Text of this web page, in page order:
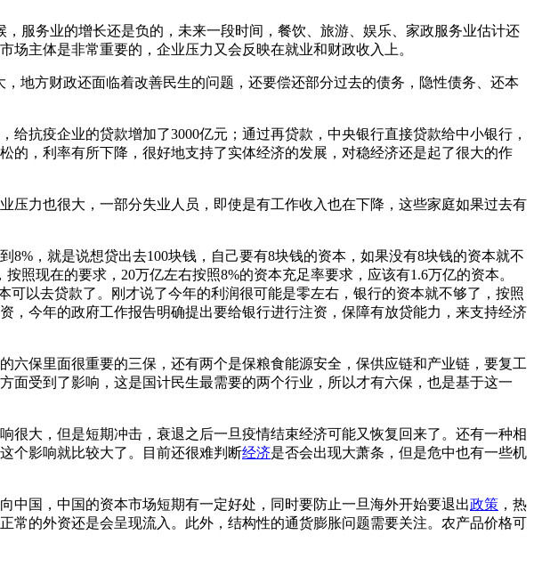
服务业的增长还是负的，未来一段时间，餐饮、旅游、娱乐、家政服务业估计还
主体是非常重要的，企业压力又会反映在就业和财政收入上。
地方财政还面临着改善民生的问题，还要偿还部分过去的债务，隐性债务、还本
抗疫企业的贷款增加了3000亿元；通过再贷款，中央银行直接贷款给中小银行，
的，利率有所下降，很好地支持了实体经济的发展，对稳经济还是起了很大的作
压力也很大，一部分失业人员，即使是有工作收入也在下降，这些家庭如果过去有
，就是说想贷出去100块钱，自己要有8块钱的资本，如果没有8块钱的资本就不
照现在的要求，20万亿左右按照8%的资本充足率要求，应该有1.6万亿的资本。
以去贷款了。刚才说了今年的利润很可能是零左右，银行的资本就不够了，按照
今年的政府工作报告明确提出要给银行进行注资，保障有放贷能力，来支持经济
保里面很重要的三保，还有两个是保粮食能源安全，保供应链和产业链，要复工
受到了影响，这是国计民生最需要的两个行业，所以才有六保，也是基于这一
很大，但是短期冲击，衰退之后一旦疫情结束经济可能又恢复回来了。还有一种相
个影响就比较大了。目前还很难判断经济是否会出现大萧条，但是危中也有一些机
中国，中国的资本市场短期有一定好处，同时要防止一旦海外开始要退出政策 ，热
的外资还是会呈现流入。此外，结构性的通货膨胀问题需要关注。农产品价格可